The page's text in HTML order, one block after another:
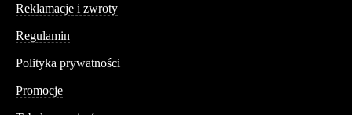
Reklamacje i zwroty
Regulamin
Polityka prywatności
Promocje